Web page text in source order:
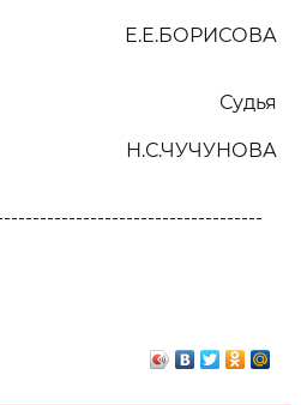
Е.Е.БОРИСОВА
Судья
Н.С.ЧУЧУНОВА